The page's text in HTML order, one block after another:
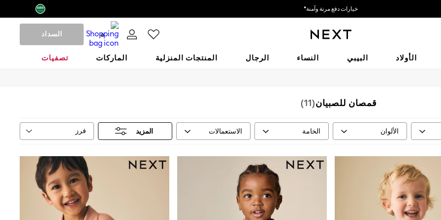
خيارات دفع مرنة وآمنة*
0 السداد
الأولاد البيبي النساء الرجال المنتجات المنزلية الماركات تصفيات
قمصان للصبيان(11)
الألوان الخامة الاستعمالات المزيد فرز